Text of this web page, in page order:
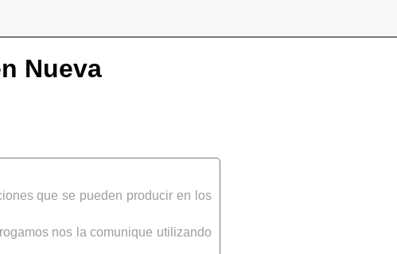
Nueva
que se pueden producir en los
nos la comunique utilizando